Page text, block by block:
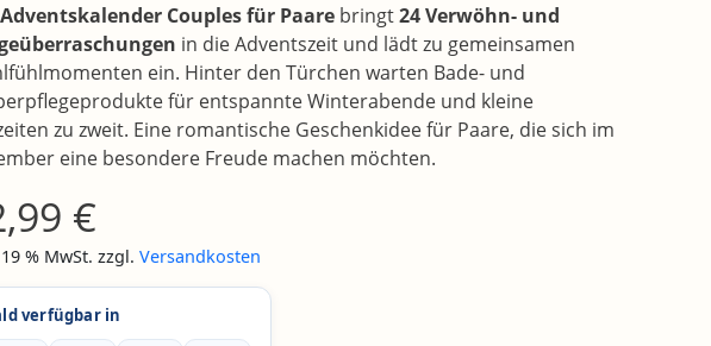
Adventskalender Couples für Paarebringt24 Verwöhn- und
in die Adventszeit und lädt zu gemeinsamen
ein. Hinter den Türchen warten Bade- und
für entspannte Winterabende und kleine
zu zweit. Eine romantische Geschenkidee für Paare, die sich im
eine besondere Freude machen möchten.
€
% MwSt. zzgl. Versandkosten
verfügbar in